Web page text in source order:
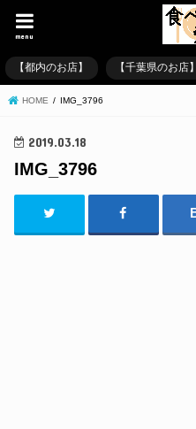
menu
【都内のお店】 【千葉県のお店】
HOME IMG_3796
2019.03.18
IMG_3796